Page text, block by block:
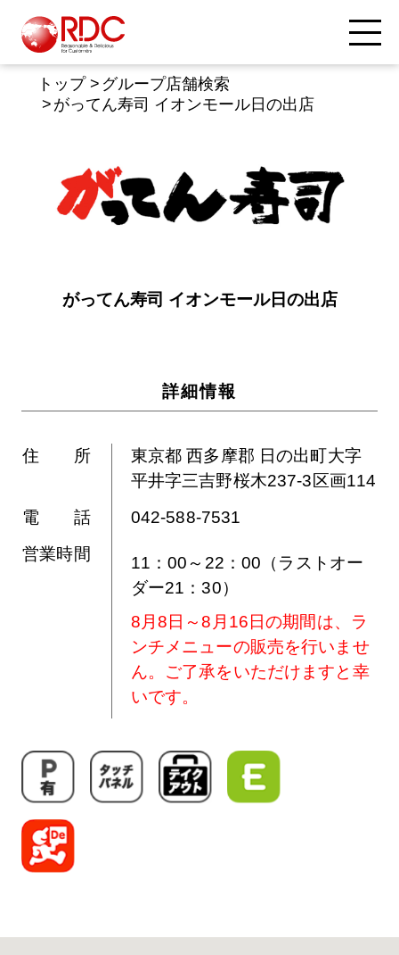
トップ
グループ店舗検索
がってん寿司 イオンモール日の出店
がってん寿司 イオンモール日の出店
詳細情報
住 所
東京都 西多摩郡 日の出町大字
平井字三吉野桜木237-3区画114
電 話
042-588-7531
営業時間
11：00～22：00（ラストオー
ダー21：30）
8月8日～8月16日の期間は、ラ
ンチメニューの販売を行いませ
ん。ご了承をいただけますと幸
いです。